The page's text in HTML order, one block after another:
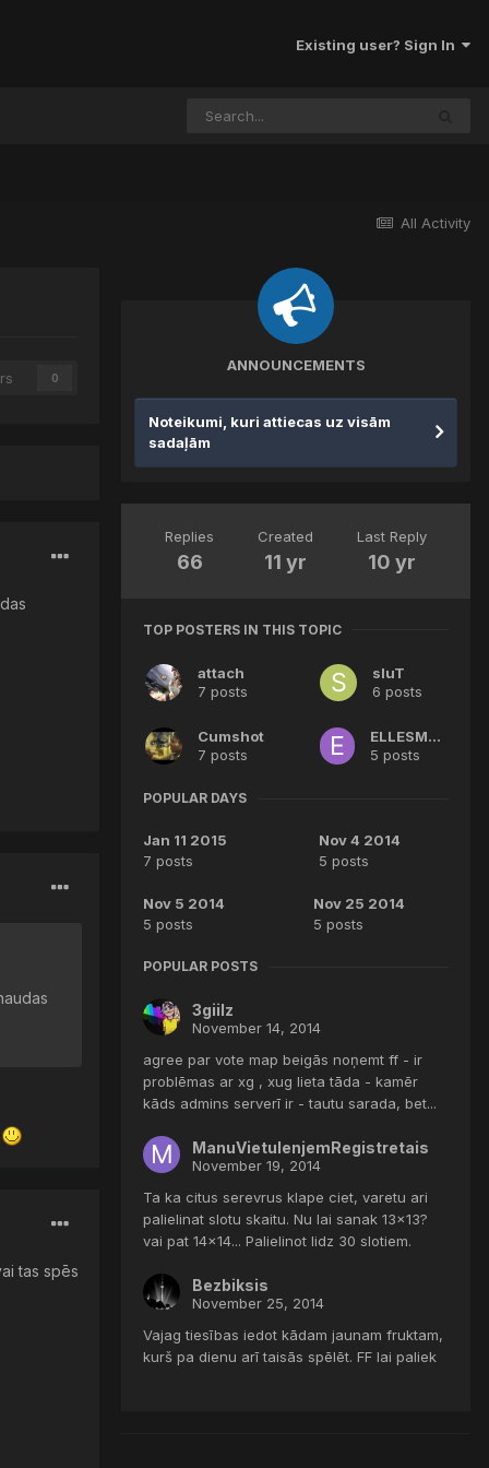
Existing user? Sign In
All Activity
0
tas spēs
ANNOUNCEMENTS
Noteikumi, kuri attiecas uz visām
sadaļām
Replies
66
Created
11 yr
Last Reply
10 yr
TOP POSTERS IN THIS TOPIC
attach
7 posts
sluT
6 posts
Cumshot
7 posts
ELLESMVul
5 posts
POPULAR DAYS
Jan 11 2015
7 posts
Nov 4 2014
5 posts
Nov 5 2014
5 posts
Nov 25 2014
5 posts
POPULAR POSTS
3giilz
November 14, 2014
agree par vote map beigās noņemt ff - ir
problēmas ar xg , xug lieta tāda - kamēr
kāds admins serverī ir - tautu sarada, bet...
ManuVietuIenjemRegistretais
November 19, 2014
Ta ka citus serevrus klape ciet, varetu ari
palielinat slotu skaitu. Nu lai sanak 13x13?
vai pat 14x14... Palielinot lidz 30 slotiem.
Bezbiksis
November 25, 2014
Vajag tiesības iedot kādam jaunam fruktam,
kurš pa dienu arī taisās spēlēt. FF lai paliek